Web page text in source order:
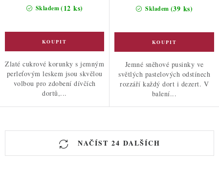
Skladem(12 ks)
Zlaté cukrové korunky s jemným
perleťovým leskem jsou skvělou
volbou pro zdobení dívčích
dortů,...
Skladem (39 ks)
Jemné sněhové pusinky ve
světlých pastelových odstínech
rozzáří každý dort i dezert. V
balení...
O
l
NAČÍST 24 DALŠÍCH